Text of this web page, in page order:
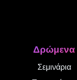
Δρώμενα
Σεμινάρια